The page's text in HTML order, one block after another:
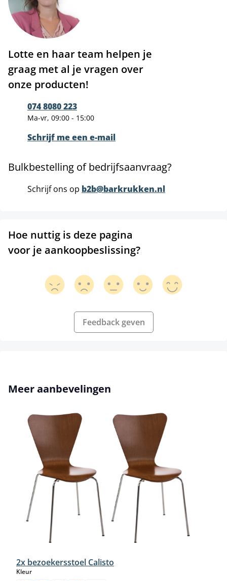
Lotte en haar team helpen je
graag met al je vragen over
onze producten!
074 8080 223
Ma-vr, 09:00 - 15:00
Schrijf me een e-mail
Bulkbestelling of bedrijfsaanvraag?
Schrijf ons op b2b@barkrukken.nl
Hoe nuttig is deze pagina
voor je aankoopbeslissing?
Feedback geven
Productgalerij overslaan
Meer aanbevelingen
2x bezoekersstoel Calisto
Kleurselect